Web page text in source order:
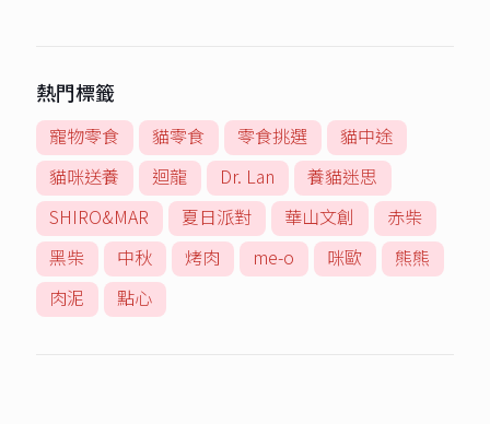
熱門標籤
寵物零食 貓零食 零食挑選
貓中途
貓咪送養
迴龍 Dr. Lan
養貓迷思
SHIRO&MAR
夏日派對 華山文創
赤柴
黑柴
中秋 烤肉 me-o 咪歐
熊熊
肉泥
點心